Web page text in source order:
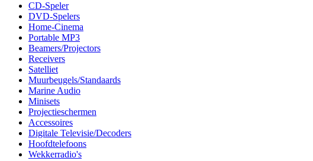
CD-Speler
DVD-Spelers
Home-Cinema
Portable MP3
Beamers/Projectors
Receivers
Satelliet
Muurbeugels/Standaards
Marine Audio
Minisets
Projectieschermen
Accessoires
Digitale Televisie/Decoders
Hoofdtelefoons
Wekkerradio's